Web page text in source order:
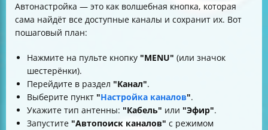
Автонастройка — это как волшебная кнопка, которая
сама найдёт все доступные каналы и сохранит их. Вот
пошаговый план:
Нажмите на пульте кнопку "MENU" (или значок
шестерёнки).
Перейдите в раздел "Канал".
Выберите пункт "Настройка каналов".
Укажите тип антенны: "Кабель" или "Эфир".
Запустите "Автопоиск каналов" с режимом